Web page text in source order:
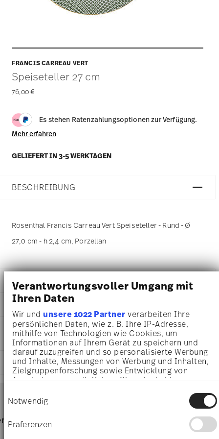
Verantwortungsvoller Umgang mit
Ihren Daten
Wir undunsere 1022 Partner verarbeiten Ihre
persönlichen Daten, wie z. B. Ihre IP-Adresse,
mithilfe von Technologien wie Cookies, um
Informationen auf Ihrem Gerät zu speichern und
darauf zuzugreifen und so personalisierte Werbung
und Inhalte, Messungen von Werbung und Inhalten,
Zielgruppenforschung sowie Entwicklung von
Angeboten zu ermöglichen. Sie entscheiden
Sie können Ihre Einwilligung jederzeit über die
Cookie-Erklärung oder durch Klicken auf das
Privacy Trigger Symbol ändern oder widerrufen
Notwendig
Präferenzen
FRANCIS CARREAU VERT
Speiseteller 27 cm
76,00 €
Es stehen Ratenzahlungsoptionen zur Verfügung.
Mehr erfahren
GELIEFERT IN 3-5 WERKTAGEN
BESCHREIBUNG
Rosenthal Francis Carreau Vert Speiseteller - Rund - Ø
27,0 cm - h 2,4 cm, Porzellan
DETAILS
Rosenthal
Carreau Vert
Porzellan
Carreau Vert
10460-404313-10227
4012438583891
DE
2025
MAßE
27,00 cm
27,00 cm
27,00 cm
2,40 cm
570 gr
45 gr
615 gr
PFLEGE- UND
SICHERHEITSINFORMATIONEN
Lebensmittelkontakt sicher
LIEFERUNG UND RÜCKSENDUNG